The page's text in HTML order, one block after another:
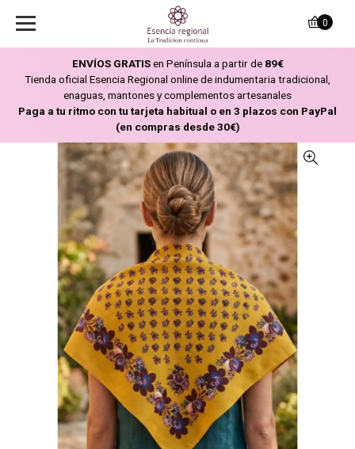
ENVÍOS GRATISen Península a partir de 89€
Tienda oficial Esencia Regional online de indumentaria tradicional,
enaguas, mantones y complementos artesanales
Paga a tu ritmo con tu tarjeta habitual o en 3 plazos con PayPal
(en compras desde 30€)
0